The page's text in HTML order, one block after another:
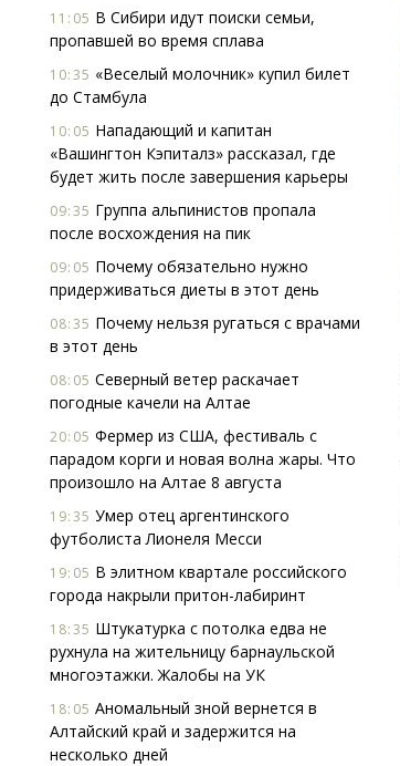
11:05 В Сибири идут поиски семьи,
пропавшей во время сплава
10:35 «Веселый молочник» купил билет
до Стамбула
10:05 Нападающий и капитан
«Вашингтон Кэпиталз» рассказал, где
будет жить после завершения карьеры
09:35 Группа альпинистов пропала
после восхождения на пик
09:05 Почему обязательно нужно
придерживаться диеты в этот день
08:35 Почему нельзя ругаться с врачами
в этот день
08:05 Северный ветер раскачает
погодные качели на Алтае
20:05 Фермер из США, фестиваль с
парадом корги и новая волна жары. Что
произошло на Алтае 8 августа
19:35 Умер отец аргентинского
футболиста Лионеля Месси
19:05 В элитном квартале российского
города накрыли притон-лабиринт
18:35 Штукатурка с потолка едва не
рухнула на жительницу барнаульской
многоэтажки. Жалобы на УК
18:05 Аномальный зной вернется в
Алтайский край и задержится на
несколько дней